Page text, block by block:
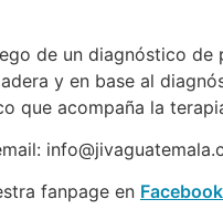
de un diagnóstico
y en base al
que acompaña la
fanpage en